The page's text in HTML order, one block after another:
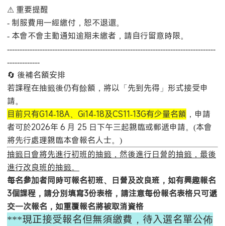
⚠ 重要提醒
- 制服費用一經繳付，恕不退還。
- 本會不會主動通知逾期未繳者，請自行留意時限。
-----------------------------------------------------------------------------------
-------------
🔄 後補名額安排
若課程在抽籤後仍有餘額，將以「先到先得」形式接受申
請。
目前只有G14-18A、Gi14-18及CS11-13G有少量名額 ，申請
者可於2026年 6 月 25 日下午三起親臨或郵遞申請。(本會
將先行處理親臨本會報名人士。)
抽籤日會將先進行初班的抽籤，然後進行日營的抽籤，最後
進行改良班的抽籤。
每名參加者同時可報名初班、日營及改良班，如有興趣報名
3個課程，請分別填寫3份表格，請注意每份報名表格只可遞
交一次報名，如重覆報名將被取消資格
***現正接受報名但無須繳費，待入選名單公佈